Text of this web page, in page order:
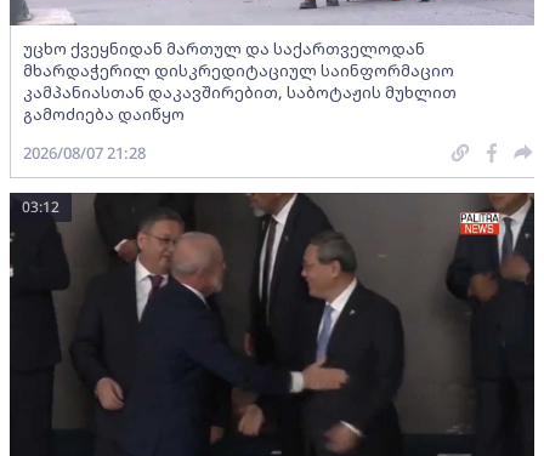
უცხო ქვეყნიდან მართულ და საქართველოდან
მხარდაჭერილ დისკრედიტაციულ საინფორმაციო
კამპანიასთან დაკავშირებით, საბოტაჟის მუხლით
გამოძიება დაიწყო
2026/08/07 21:28
03:12